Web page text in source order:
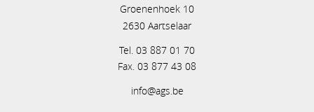
Groenenhoek 10
2630 Aartselaar
Tel. 03 887 01 70
Fax. 03 877 43 08
info@ags.be